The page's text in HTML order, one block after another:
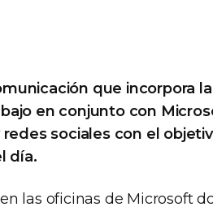
que incorpora la
en conjunto con
sociales con el
día.
las oficinas de Microsoft